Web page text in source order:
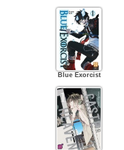
Blue Exorcist